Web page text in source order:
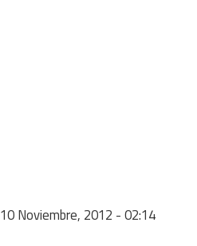
10 Noviembre, 2012 - 02:14